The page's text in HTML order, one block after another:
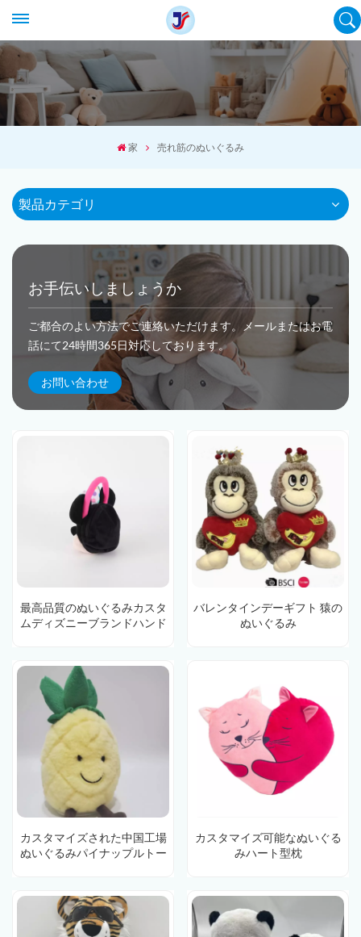
家 売れ筋のぬいぐるみ
製品カテゴリ
お手伝いしましょうか
ご都合のよい方法でご連絡いただけます。メールまたはお電
話にて24時間365日対応しております。
お問い合わせ
最高品質のぬいぐるみカスタ
ムディズニーブランドハンド
バレンタインデーギフト 猿の
ぬいぐるみ
カスタマイズされた中国工場
ぬいぐるみパイナップルトー
カスタマイズ可能なぬいぐる
みハート型枕